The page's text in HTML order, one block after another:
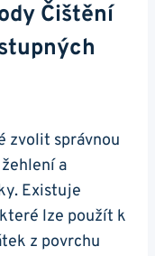
Čištění
zvolit správnou
a
Existuje
lze použít k
z povrchu⁤